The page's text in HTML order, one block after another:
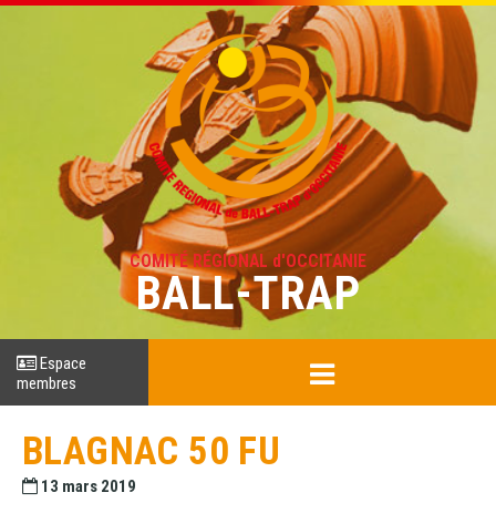
COMITÉ RÉGIONAL d'OCCITANIE
BALL-TRAP
Espace
membres
BLAGNAC 50 FU
13 mars 2019